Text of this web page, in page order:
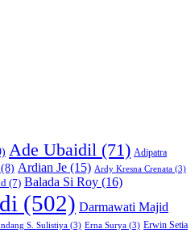
Ade Ubaidil (71) Adipatra
(8) Ardian Je (15) Ardy Kresna Crenata (3)
(7) Balada Si Roy (16)
(502) Darmawati Majid
S. Sulistiya (3) Erna Surya (3) Erwin Setia